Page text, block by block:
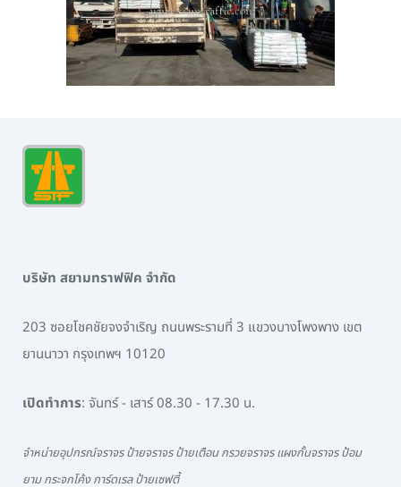
บริษัท สยามทราฟฟิค จำกัด
203 ซอยโชคชัยจงจำเริญ ถนนพระรามที่ 3 แขวงบางโพงพาง เขต
ยานนาวา กรุงเทพฯ 10120
เปิดทำการ: จันทร์ - เสาร์ 08.30 - 17.30 น.
จำหน่ายอุปกรณ์จราจร ป้ายจราจร ป้ายเตือน กรวยจราจร แผงกั้นจราจร ป้อม
ยาม กระจกโค้ง การ์ดเรล ป้ายเซฟตี้